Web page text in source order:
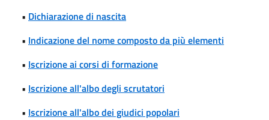
• Dichiarazione di nascita
• Indicazione del nome composto da più elementi
• Iscrizione ai corsi di formazione
• Iscrizione all'albo degli scrutatori
• Iscrizione all'albo dei giudici popolari